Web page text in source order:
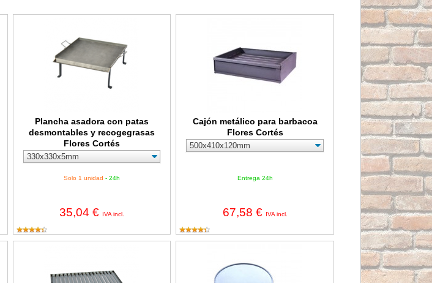
Plancha asadora con patas
desmontables y recogegrasas
Flores Cortés
Solo 1 unidad - 24h
35,04 € IVA incl.
Cajón metálico para barbacoa
Flores Cortés
Entrega 24h
67,58 € IVA incl.
Plancha redonda para barbacoa de INOX con recogegrasas